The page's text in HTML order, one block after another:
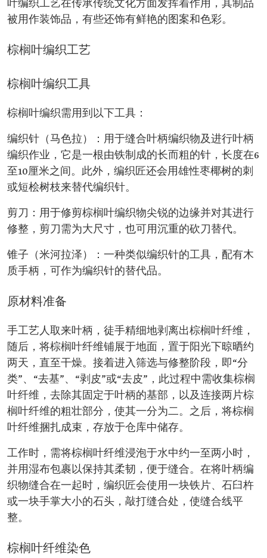
叶编织工艺在传承传统文化方面发挥着作用，其制品
被用作装饰品，有些还饰有鲜艳的图案和色彩。
棕榈叶编织工艺
棕榈叶编织工具
棕榈叶编织需用到以下工具：
编织针（马色拉）：用于缝合叶柄编织物及进行叶柄
编织作业，它是一根由铁制成的长而粗的针，长度在6
至10厘米之间。此外，编织匠还会用雄性枣椰树的刺
或短桧树枝来替代编织针。
剪刀：用于修剪棕榈叶编织物尖锐的边缘并对其进行
修整，剪刀需为大尺寸，也可用沉重的砍刀替代。
锥子（米河拉泽）：一种类似编织针的工具，配有木
质手柄，可作为编织针的替代品。
原材料准备
手工艺人取来叶柄，徒手精细地剥离出棕榈叶纤维，
随后，将棕榈叶纤维铺展于地面，置于阳光下晾晒约
两天，直至干燥。接着进入筛选与修整阶段，即“分
类”、“去基”、“剥皮”或“去皮”，此过程中需收集棕榈
叶纤维，去除其固定于叶柄的基部，以及连接两片棕
榈叶纤维的粗壮部分，使其一分为二。之后，将棕榈
叶纤维捆扎成束，存放于仓库中储存。
工作时，需将棕榈叶纤维浸泡于水中约一至两小时，
并用湿布包裹以保持其柔韧，便于缝合。在将叶柄编
织物缝合在一起时，编织匠会使用一块铁片、石臼杵
或一块手掌大小的石头，敲打缝合处，使缝合线平
整。
棕榈叶纤维染色